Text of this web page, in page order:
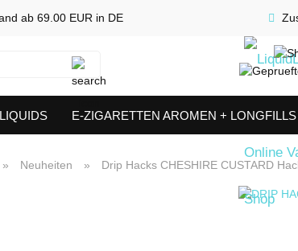
ab 69.00 EUR in DE
E-ZIGARETTEN AROMEN + LONGFILLS
VERDAMPFER & COILS
» Neuheiten » Drip Hacks CHESHIRE CUSTARD